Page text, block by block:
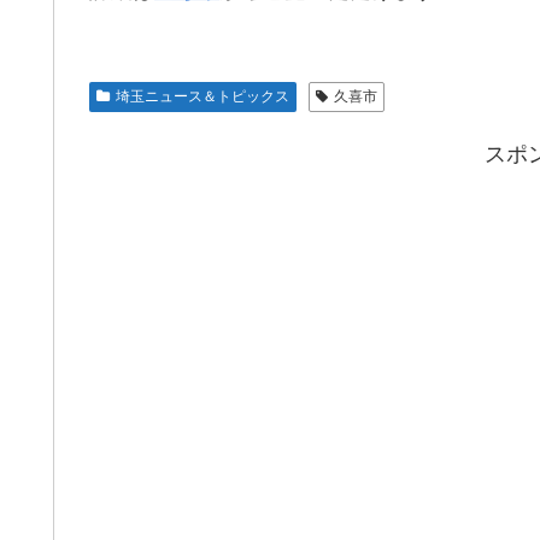
埼玉ニュース＆トピックス 久喜市
スポ